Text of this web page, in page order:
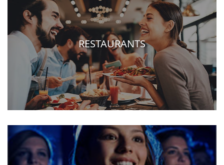
RESTAURANTS